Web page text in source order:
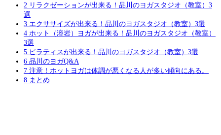
2 リラクゼーションが出来る！品川のヨガスタジオ（教室）3
選
3 エクササイズが出来る！品川のヨガスタジオ（教室）3選
4 ホット（溶岩）ヨガが出来る！品川のヨガスタジオ（教室）
3選
5 ピラティスが出来る！品川のヨガスタジオ（教室）3選
6 品川のヨガQ&A
7 注意！ホットヨガは体調が悪くなる人が多い傾向にある。
8 まとめ